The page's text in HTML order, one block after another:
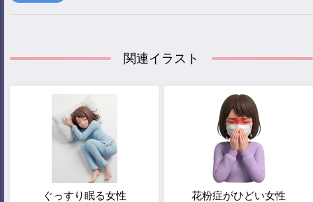
関連イラスト
ぐっすり眠る女性 花粉症がひどい女性